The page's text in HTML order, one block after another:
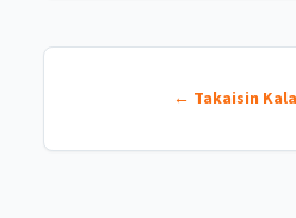
← Takaisin